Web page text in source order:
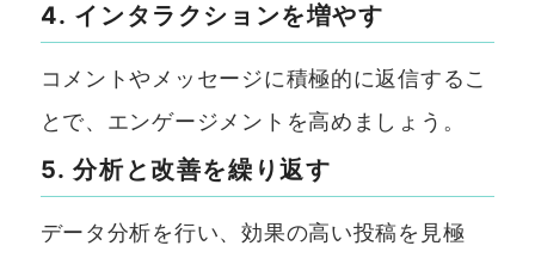
4. インタラクションを増やす
コメントやメッセージに積極的に返信するこ
とで、エンゲージメントを高めましょう。
5. 分析と改善を繰り返す
データ分析を行い、効果の高い投稿を見極